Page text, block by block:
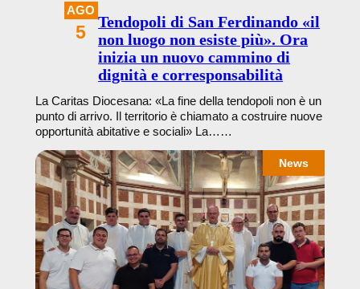
AGO
5
Tendopoli di San Ferdinando «il
non luogo non esiste più». Ora
inizia un nuovo cammino di
dignità e corresponsabilità
La Caritas Diocesana: «La fine della tendopoli non è un
punto di arrivo. Il territorio è chiamato a costruire nuove
opportunità abitative e sociali» La……
News